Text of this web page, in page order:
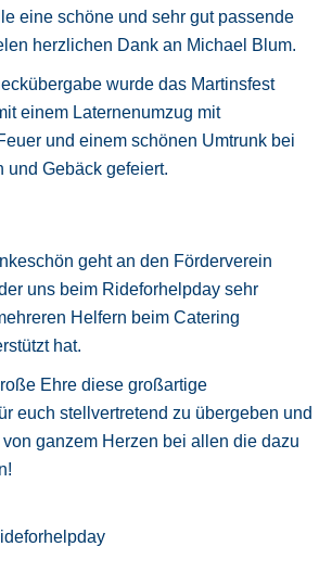
eine schöne und sehr gut passende
herzlichen Dank an Michael Blum.
wurde das Martinsfest
einem Laternenumzug mit
und einem schönen Umtrunk bei
und Gebäck gefeiert.
geht an den Förderverein
uns beim Rideforhelpday sehr
Helfern beim Catering
hat.
Ehre diese großartige
euch stellvertretend zu übergeben und
ganzem Herzen bei allen die dazu